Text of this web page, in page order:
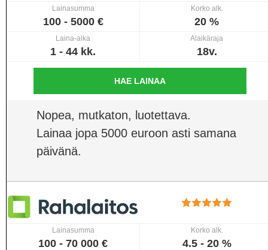
Lainasumma
100 - 5000 €
Korko alk.
20 %
Laina-aika
1 - 44 kk.
Alaikäraja
18v.
HAE LAINAA
Nopea, mutkaton, luotettava.
Lainaa jopa 5000 euroon asti samana
päivänä.
Lainasumma
100 - 70 000 €
Korko alk.
4.5 - 20 %